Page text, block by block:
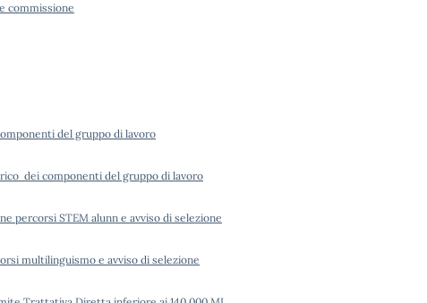
commissione
del gruppo di lavoro
dei componenti del gruppo di lavoro
percorsi STEM alunn e avviso di selezione
multilinguismo e avviso di selezione